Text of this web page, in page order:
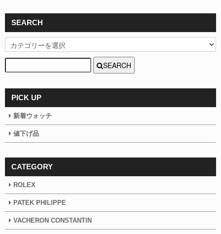
SEARCH
SEARCH
PICK UP
新着ウォッチ
値下げ品
CATEGORY
ROLEX
PATEK PHILIPPE
VACHERON CONSTANTIN